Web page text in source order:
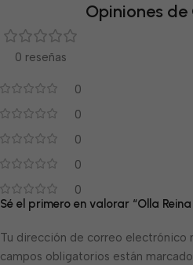
Opiniones de
0 reseñas
0
0
0
0
0
Sé el primero en valorar “Olla
Tu dirección de correo electrónico
campos obligatorios están